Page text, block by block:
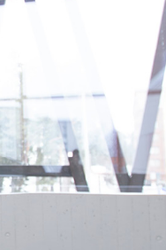
Siirtohaku
Lisähaku
Valintakokeet